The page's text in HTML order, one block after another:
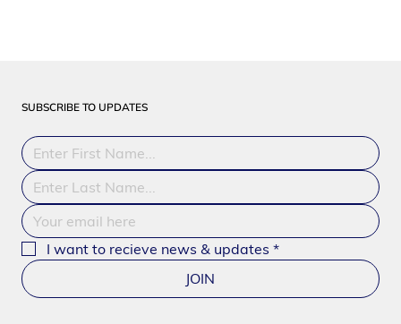
SUBSCRIBE TO UPDATES
I want to recieve news & updates *
JOIN